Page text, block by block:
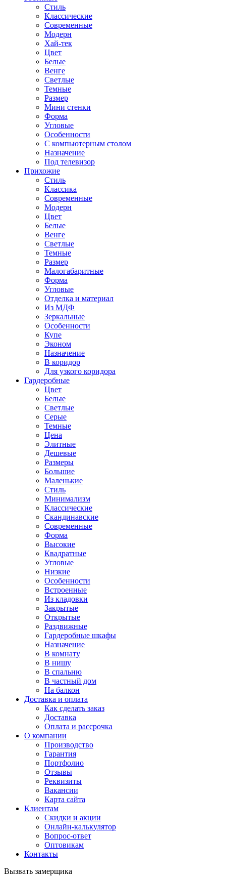
Стиль
Классические
Современные
Модерн
Хай-тек
Цвет
Белые
Венге
Светлые
Темные
Размер
Мини стенки
Форма
Угловые
Особенности
С компьютерным столом
Назначение
Под телевизор
Прихожие
Стиль
Классика
Современные
Модерн
Цвет
Белые
Венге
Светлые
Темные
Размер
Малогабаритные
Форма
Угловые
Отделка и материал
Из МДФ
Зеркальные
Особенности
Купе
Эконом
Назначение
В коридор
Для узкого коридора
Гардеробные
Цвет
Белые
Светлые
Серые
Темные
Цена
Элитные
Дешевые
Размеры
Большие
Маленькие
Стиль
Минимализм
Классические
Скандинавские
Современные
Форма
Высокие
Квадратные
Угловые
Низкие
Особенности
Встроенные
Из кладовки
Закрытые
Открытые
Раздвижные
Гардеробные шкафы
Назначение
В комнату
В нишу
В спальню
В частный дом
На балкон
Доставка и оплата
Как сделать заказ
Доставка
Оплата и рассрочка
О компании
Производство
Гарантия
Портфолио
Отзывы
Реквизиты
Вакансии
Карта сайта
Клиентам
Скидки и акции
Онлайн-калькулятор
Вопрос-ответ
Оптовикам
Контакты
Вызвать замерщика